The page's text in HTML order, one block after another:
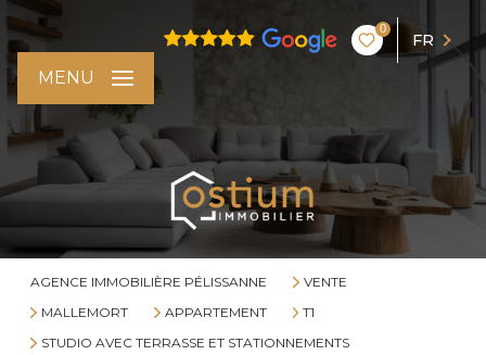
0
FR
MENU
AGENCE IMMOBILIÈRE PÉLISSANNE
VENTE
MALLEMORT
APPARTEMENT
T1
STUDIO AVEC TERRASSE ET STATIONNEMENTS